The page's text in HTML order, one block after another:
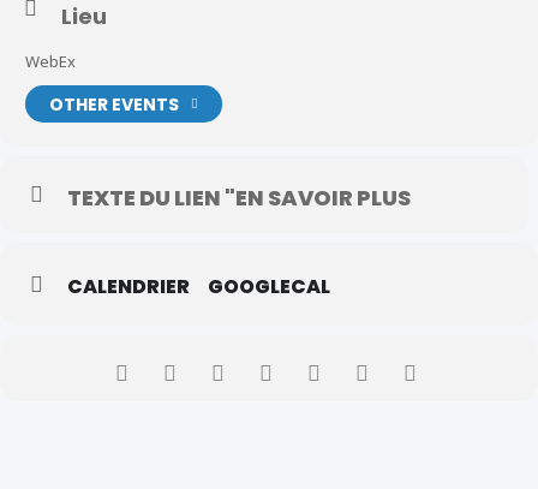
Lieu
WebEx
OTHER EVENTS
TEXTE DU LIEN "EN SAVOIR PLUS
CALENDRIER GOOGLECAL